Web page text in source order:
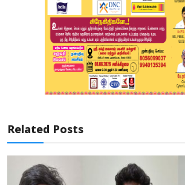
Related Posts